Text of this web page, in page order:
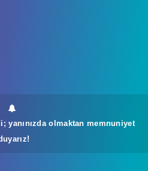
yanınızda olmaktan memnuniyet